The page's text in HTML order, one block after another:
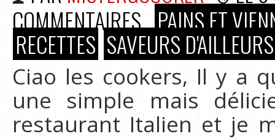
COMMENTAIRES PAINS ET
RECETTES SAVEURS D'AILLEURS
Ciao les cookers, Il y a
une simple mais
restaurant Italien et je